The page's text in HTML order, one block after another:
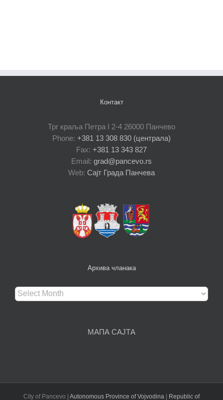
Контакт
Трг краља Петра I 2-4 26000 Панчево
Phone: +381 13 308 830 (централа)
Fax: +381 13 343 827
Email: grad@pancevo.rs
Web: Сајт Града Панчева
Архива чланака
Архива
чланака
МАПА САЈТА
City of Pancevo | Autonomous Province of Vojvodina | Republic of